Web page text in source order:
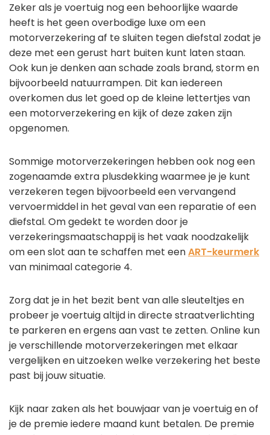
Zeker als je voertuig nog een behoorlijke waarde
heeft is het geen overbodige luxe om een
motorverzekering af te sluiten tegen diefstal zodat je
deze met een gerust hart buiten kunt laten staan.
Ook kun je denken aan schade zoals brand, storm en
bijvoorbeeld natuurrampen. Dit kan iedereen
overkomen dus let goed op de kleine lettertjes van
een motorverzekering en kijk of deze zaken zijn
opgenomen.
Sommige motorverzekeringen hebben ook nog een
zogenaamde extra plusdekking waarmee je je kunt
verzekeren tegen bijvoorbeeld een vervangend
vervoermiddel in het geval van een reparatie of een
diefstal. Om gedekt te worden door je
verzekeringsmaatschappij is het vaak noodzakelijk
om een slot aan te schaffen met eenART-keurmerk
van minimaal categorie 4.
Zorg dat je in het bezit bent van alle sleuteltjes en
probeer je voertuig altijd in directe straatverlichting
te parkeren en ergens aan vast te zetten. Online kun
je verschillende motorverzekeringen met elkaar
vergelijken en uitzoeken welke verzekering het beste
past bij jouw situatie.
Kijk naar zaken als het bouwjaar van je voertuig en of
je de premie iedere maand kunt betalen. De premie